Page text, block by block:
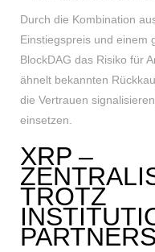
Durch die Kombination
Einstiegspreis und einem
BlockDAG das Risiko für
ähnelt bekannten
die Vertrauen
einsetzen.
XRP –
TROTZ